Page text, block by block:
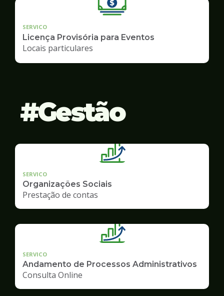
SERVICO
Licença Provisória para Eventos
Locais particulares
Gestão
SERVICO
Organizações Sociais
Prestação de contas
SERVICO
Andamento de Processos Administrativos
Consulta Online